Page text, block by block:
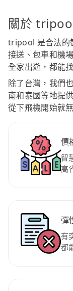
關於
tripool 是合法的
接送、包車和機
全家出遊，都能
除了台灣，我們
南和泰國等地提
從下飛機開始就
價
智
高
彈
有
都